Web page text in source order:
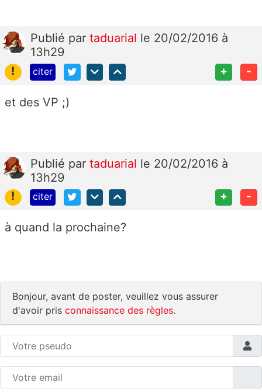
Publié par taduarial le 20/02/2016 à
13h29
!
citer + -
et des VP ;)
Publié par taduarial le 20/02/2016 à
13h29
!
citer + -
à quand la prochaine?
Bonjour, avant de poster, veuillez vous assurer
d'avoir pris connaissance des règles.